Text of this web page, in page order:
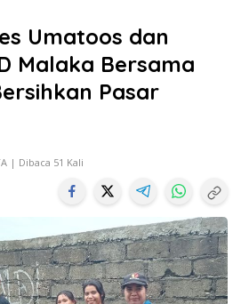
Umatoos dan
Malaka Bersama
Pasar
| Dibaca 51 Kali